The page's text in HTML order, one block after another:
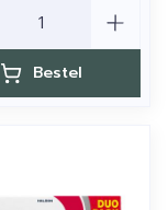
Bestel